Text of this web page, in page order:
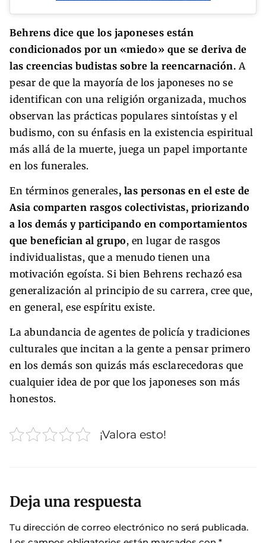
Behrens dice que los japoneses están
condicionados por un «miedo» que se deriva de
las creencias budistas sobre la reencarnación. A
pesar de que la mayoría de los japoneses no se
identifican con una religión organizada, muchos
observan las prácticas populares sintoístas y el
budismo, con su énfasis en la existencia espiritual
más allá de la muerte, juega un papel importante
en los funerales.
En términos generales, las personas en el este de
Asia comparten rasgos colectivistas, priorizando
a los demás y participando en comportamientos
que benefician al grupo, en lugar de rasgos
individualistas, que a menudo tienen una
motivación egoísta. Si bien Behrens rechazó esa
generalización al principio de su carrera, cree que,
en general, ese espíritu existe.
La abundancia de agentes de policía y tradiciones
culturales que incitan a la gente a pensar primero
en los demás son quizás más esclarecedoras que
cualquier idea de por que los japoneses son más
honestos.
¡Valora esto!
Deja una respuesta
Tu dirección de correo electrónico no será publicada.